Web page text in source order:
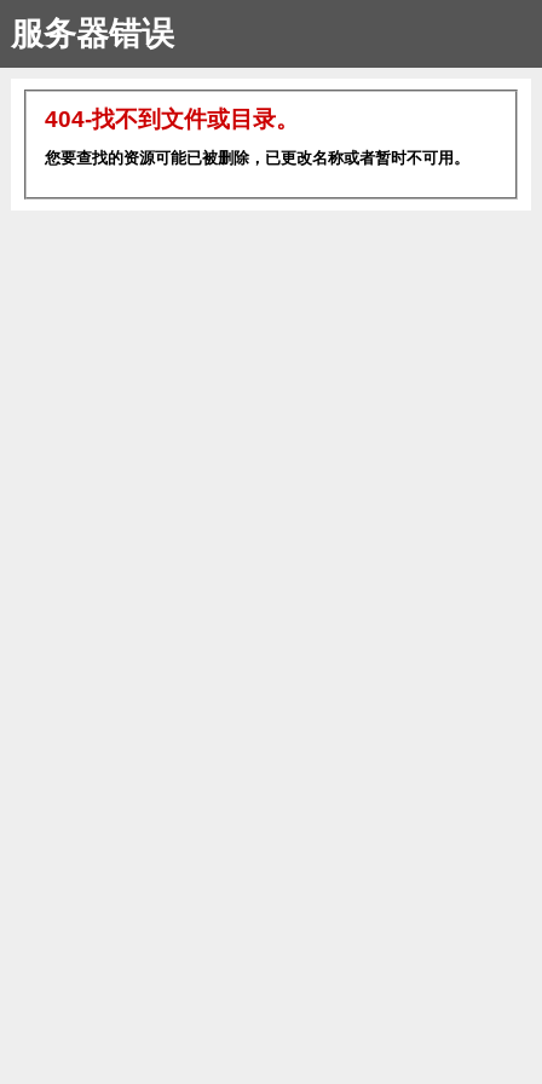
服务器错误
404-找不到文件或目录。
您要查找的资源可能已被删除，已更改名称或者暂时不可用。